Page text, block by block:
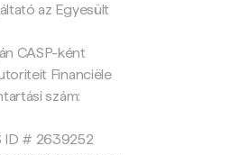
az Egyesült
CASP-ként
Financiële
szám:
ID # 2639252